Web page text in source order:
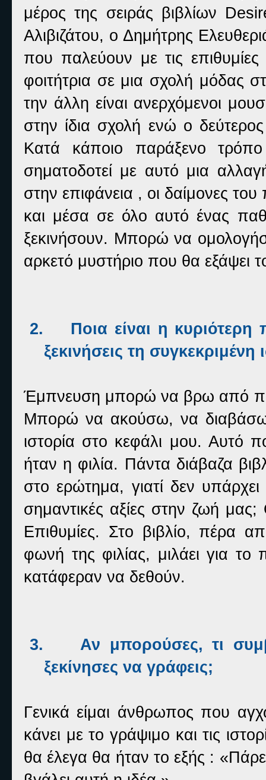
μέρος της σειράς βιβλίων
Αλιβιζάτου, ο Δημήτρης
που παλεύουν με τις
φοιτήτρια σε μια σχολή μόδας
την άλλη είναι ανερχόμενοι
στην ίδια σχολή ενώ ο
Κατά κάποιο παράξενο
σηματοδοτεί με αυτό μια
στην επιφάνεια , οι δαίμονες
και μέσα σε όλο αυτό ένας
ξεκινήσουν. Μπορώ να
αρκετό μυστήριο που θα εξάψει
2.
Ποια είναι η
ξεκινήσεις τη συγκεκριμένη
Έμπνευση μπορώ να βρω από
Μπορώ να ακούσω, να
ιστορία στο κεφάλι μου. Αυτό
ήταν η φιλία. Πάντα διάβαζα
στο ερώτημα, γιατί δεν
σημαντικές αξίες στην ζωή
Επιθυμίες. Στο βιβλίο, πέρα
φωνή της φιλίας, μιλάει για
κατάφεραν να δεθούν.
3.
Αν μπορούσες, τι
ξεκίνησες να γράφεις;
Γενικά είμαι άνθρωπος που
κάνει με το γράψιμο και τις
θα έλεγα θα ήταν το εξής :